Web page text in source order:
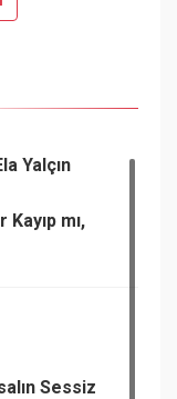
Yalçın
mı,
Sessiz